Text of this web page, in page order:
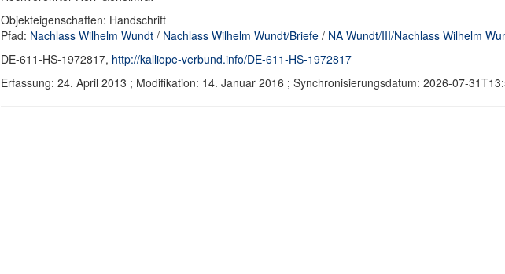
Objekteigenschaften: Handschrift
Pfad: Nachlass Wilhelm Wundt/ Nachlass Wilhelm Wundt/Briefe/ NA Wundt/III/Nachlass Wilhelm
DE-611-HS-1972817, http://kalliope-verbund.info/DE-611-HS-1972817
Erfassung: 24. April 2013 ; Modifikation: 14. Januar 2016 ; Synchronisierungsdatum: 2026-07-